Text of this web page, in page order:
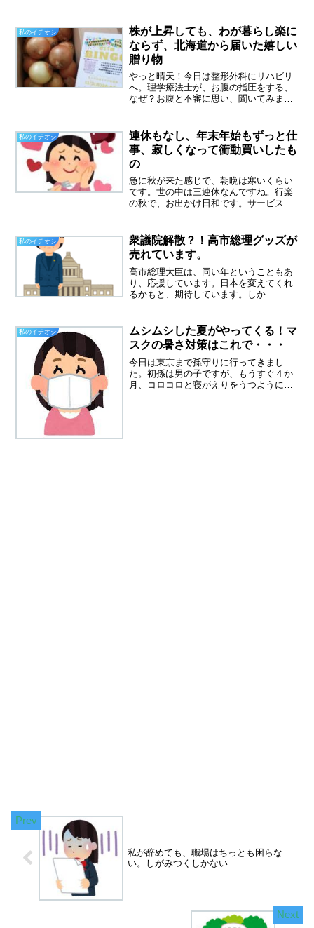
りの商品、かごの中やサッカー台におい
ていってしまう方が多いで...
私のイチオシ
株が上昇しても、わが暮らし楽に
ならず、北海道から届いた嬉しい
贈り物
やっと晴天！今日は整形外科にリハビリ
へ。理学療法士が、お腹の指圧をする、
なぜ？お腹と不審に思い、聞いてみまし
正常にもどしていくということでした。
背中の指圧は、とっても気...
私のイチオシ
連休もなし、年末年始もずっと仕
事、寂しくなって衝動買いしたも
の
急に秋が来た感じで、朝晩は寒いくらい
です。世の中は三連休なんですね。行楽
の秋で、お出かけ日和です。サービス業
ん。年末年始に関しても、大晦日、元
日、両方出勤してくださいね～...
私のイチオシ
衆議院解散？！高市総理グッズが
売れています。
高市総理大臣は、同い年ということもあ
り、応援しています。日本を変えてくれ
るかもと、期待しています。しか
激を受けています。衆議院解散？ここに
来て、衆議院解散の噂が流れてい...
私のイチオシ
ムシムシした夏がやってくる！マ
スクの暑さ対策はこれで・・・
今日は東京まで孫守りに行ってきまし
た。初孫は男の子ですが、もうすぐ４か
月、コロコロと寝がえりをうつようにな
私が辞めても、職場はちっとも困らな
い。しがみつくしかない